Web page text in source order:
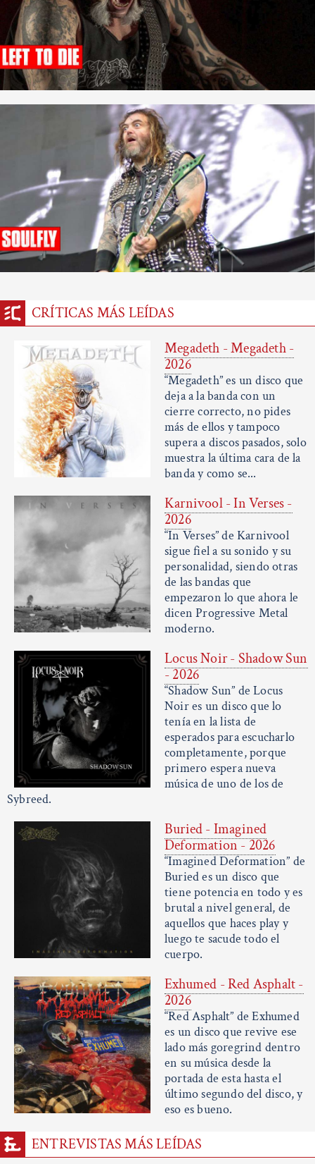
CRÍTICAS MÁS LEÍDAS
Megadeth - Megadeth -
2026
“Megadeth” es un disco que
deja a la banda con un
cierre correcto, no pides
más de ellos y tampoco
supera a discos pasados, solo
muestra la última cara de la
banda y como se...
Karnivool - In Verses -
2026
“In Verses” de Karnivool
sigue fiel a su sonido y su
personalidad, siendo otras
de las bandas que
empezaron lo que ahora le
dicen Progressive Metal
moderno.
Locus Noir - Shadow Sun
- 2026
“Shadow Sun” de Locus
Noir es un disco que lo
tenía en la lista de
esperados para escucharlo
completamente, porque
primero espera nueva
música de uno de los de
Sybreed.
Buried - Imagined
Deformation - 2026
“Imagined Deformation” de
Buried es un disco que
tiene potencia en todo y es
brutal a nivel general, de
aquellos que haces play y
luego te sacude todo el
cuerpo.
Exhumed - Red Asphalt -
2026
“Red Asphalt” de Exhumed
es un disco que revive ese
lado más goregrind dentro
en su música desde la
portada de esta hasta el
último segundo del disco, y
eso es bueno.
ENTREVISTAS MÁS LEÍDAS